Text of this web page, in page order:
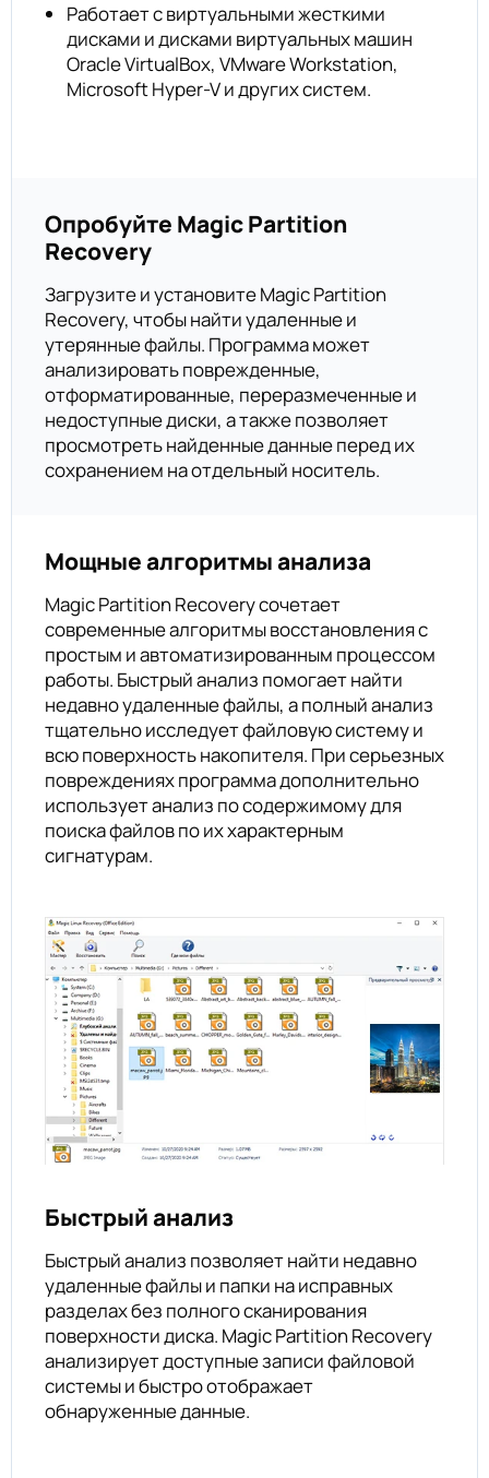
Работает с виртуальными жесткими
дисками и дисками виртуальных машин
Oracle VirtualBox, VMware Workstation,
Microsoft Hyper-V и других систем.
Опробуйте Magic Partition
Recovery
Загрузите и установите Magic Partition
Recovery, чтобы найти удаленные и
утерянные файлы. Программа может
анализировать поврежденные,
отформатированные, переразмеченные и
недоступные диски, а также позволяет
просмотреть найденные данные перед их
сохранением на отдельный носитель.
Мощные алгоритмы анализа
Magic Partition Recovery сочетает
современные алгоритмы восстановления с
простым и автоматизированным процессом
работы. Быстрый анализ помогает найти
недавно удаленные файлы, а полный анализ
тщательно исследует файловую систему и
всю поверхность накопителя. При серьезных
повреждениях программа дополнительно
использует анализ по содержимому для
поиска файлов по их характерным
сигнатурам.
Быстрый анализ
Быстрый анализ позволяет найти недавно
удаленные файлы и папки на исправных
разделах без полного сканирования
поверхности диска. Magic Partition Recovery
анализирует доступные записи файловой
системы и быстро отображает
обнаруженные данные.